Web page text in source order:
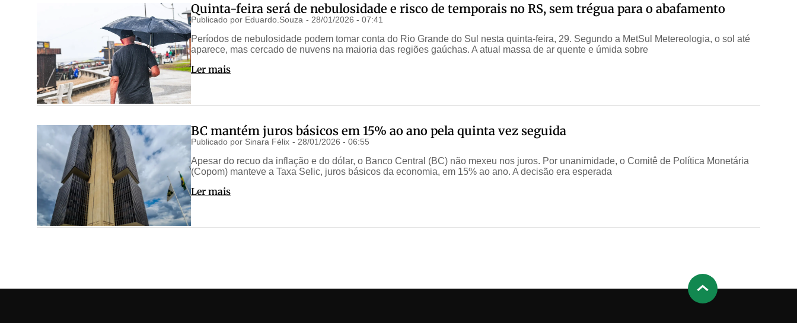
Quinta-feira será de nebulosidade e risco de temporais no RS, sem trégua para o abafamento
Publicado por Eduardo.Souza - 28/01/2026 - 07:41
Períodos de nebulosidade podem tomar conta do Rio Grande do Sul nesta quinta-feira, 29. Segundo a MetSul Metereologia, o sol até
aparece, mas cercado de nuvens na maioria das regiões gaúchas. A atual massa de ar quente e úmida sobre
Ler mais
BC mantém juros básicos em 15% ao ano pela quinta vez seguida
Publicado por Sinara Félix - 28/01/2026 - 06:55
Apesar do recuo da inflação e do dólar, o Banco Central (BC) não mexeu nos juros. Por unanimidade, o Comitê de Política Monetária
(Copom) manteve a Taxa Selic, juros básicos da economia, em 15% ao ano. A decisão era esperada
Ler mais